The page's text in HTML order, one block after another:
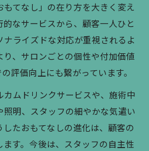
てなし」の在り方を大きく変え
なサービスから、顧客一人ひと
ライズドな対応が重視されるよ
り、サロンごとの個性や付加価値
評価向上にも繋がっています。
ムドリンクサービスや、施術中
明、スタッフの細やかな気遣い
たおもてなしの進化は、顧客の
す。今後は、スタッフの自主性